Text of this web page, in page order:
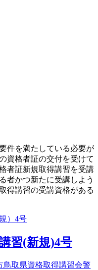
件を満たしている必要が
資格者証の交付を受けて
者証新規取得講習を受講
者かつ新たに受講しよう
得講習の受講資格がある
習(新規)4号
鳥取県資格取得講習会警